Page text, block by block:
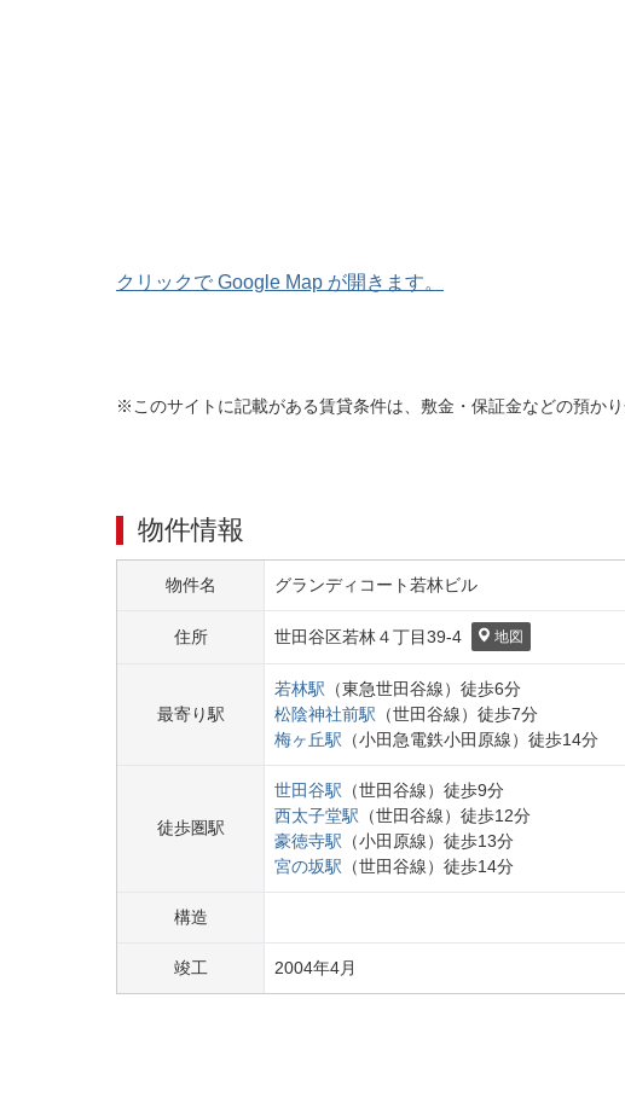
クリックで Google Map が開きます。
※このサイトに記載がある賃貸条件は、敷金・保証金などの預か
物件情報
物件名 グランディコート若林ビル
住所 世田谷区若林４丁目39-4 地図
最寄り駅
若林駅 （東急世田谷線） 徒歩6分
松陰神社前駅 （世田谷線） 徒歩7分
梅ヶ丘駅 （小田急電鉄小田原線） 徒歩14分
徒歩圏駅
世田谷駅 （世田谷線） 徒歩9分
西太子堂駅 （世田谷線） 徒歩12分
豪徳寺駅 （小田原線） 徒歩13分
宮の坂駅 （世田谷線） 徒歩14分
構造
竣工 2004年4月